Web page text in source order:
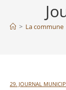
> La commune
29. JOURNAL